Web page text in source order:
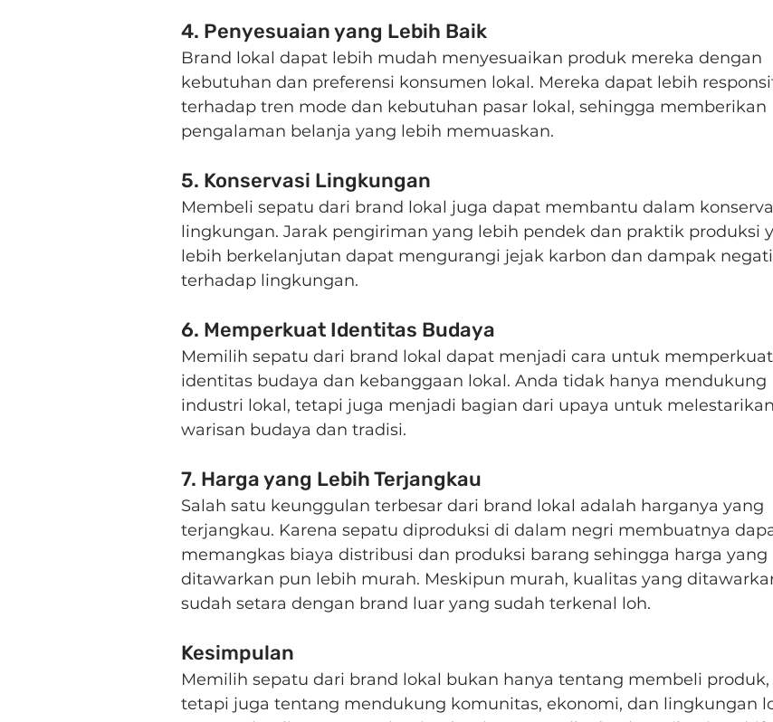
4. Penyesuaian yang Lebih Baik
Brand lokal dapat lebih mudah menyesuaikan produk mereka dengan
kebutuhan dan preferensi konsumen lokal. Mereka dapat lebih
terhadap tren mode dan kebutuhan pasar lokal, sehingga memberikan
pengalaman belanja yang lebih memuaskan.
5. Konservasi Lingkungan
Membeli sepatu dari brand lokal juga dapat membantu dalam
lingkungan. Jarak pengiriman yang lebih pendek dan praktik produksi
lebih berkelanjutan dapat mengurangi jejak karbon dan dampak
terhadap lingkungan.
6. Memperkuat Identitas Budaya
Memilih sepatu dari brand lokal dapat menjadi cara untuk memperkuat
identitas budaya dan kebanggaan lokal. Anda tidak hanya mendukung
industri lokal, tetapi juga menjadi bagian dari upaya untuk melestarikan
warisan budaya dan tradisi.
7. Harga yang Lebih Terjangkau
Salah satu keunggulan terbesar dari brand lokal adalah harganya yang
terjangkau. Karena sepatu diproduksi di dalam negri membuatnya
memangkas biaya distribusi dan produksi barang sehingga harga yang
ditawarkan pun lebih murah. Meskipun murah, kualitas yang
sudah setara dengan brand luar yang sudah terkenal loh.
Kesimpulan
Memilih sepatu dari brand lokal bukan hanya tentang membeli produk,
tetapi juga tentang mendukung komunitas, ekonomi, dan lingkungan